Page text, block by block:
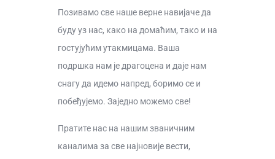
Позивамо све наше верне навијаче да
буду уз нас, како на домаћим, тако и на
гостујућим утакмицама. Ваша
подршка нам је драгоцена и даје нам
снагу да идемо напред, боримо се и
побеђујемо. Заједно можемо све!
Пратите нас на нашим званичним
каналима за све најновије вести,